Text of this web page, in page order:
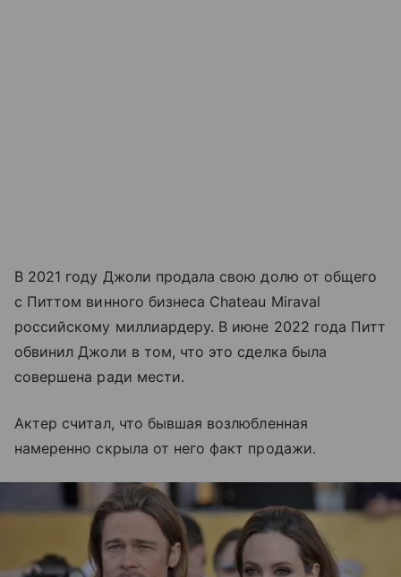
В 2021 году Джоли продала свою долю от общего
с Питтом винного бизнеса Chateau Miraval
российскому миллиардеру. В июне 2022 года Питт
обвинил Джоли в том, что это сделка была
совершена ради мести.
Актер считал, что бывшая возлюбленная
намеренно скрыла от него факт продажи.